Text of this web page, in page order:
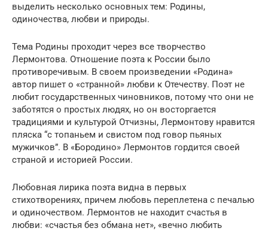
выделить несколько основных тем: Родины,
одиночества, любви и природы.
Тема Родины проходит через все творчество
Лермонтова. Отношение поэта к России было
противоречивым. В своем произведении «Родина»
автор пишет о «странной» любви к Отечеству. Поэт не
любит государственных чиновников, потому что они не
заботятся о простых людях, но он восторгается
традициями и культурой Отчизны, Лермонтову нравится
пляска “с топаньем и свистом под говор пьяных
мужичков”. В «Бородино» Лермонтов гордится своей
страной и историей России.
Любовная лирика поэта видна в первых
стихотворениях, причем любовь переплетена с печалью
и одиночеством. Лермонтов не находит счастья в
любви: «счастья без обмана нет», «вечно любить